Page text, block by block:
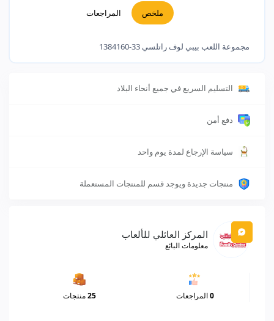
ملخص المراجعات
مجموعة اللعب بيبي لوف راتلسي 33-1384160
التسليم السريع في جميع أنحاء البلاد
دفع أمن
سياسة الإرجاع لمدة يوم واحد
منتجات جديدة ويوجد قسم للمنتجات المستعملة
المركز العائلي للألعاب
معلومات البائع
0المراجعات 25منتجات